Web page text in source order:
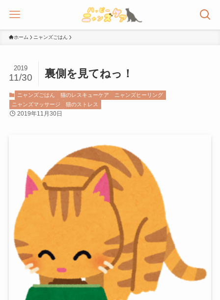
ホーム ニャンズごはん
裏側を見てねっ！
2019
11/30
ニャンズごはん 猫のレスキューケア
ニャンズヒーリング
ニャンズマッサージ
猫のストレス
2019年11月30日